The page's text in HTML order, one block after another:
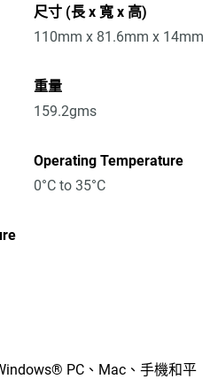
尺寸 (長 x 寬 x 高)
110mm x 81.6mm x 14mm
重量
159.2gms
Operating Temperature
0°C to 35°C
PC、Mac、手機和平